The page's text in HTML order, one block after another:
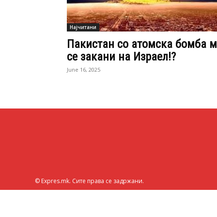
Најчитани
Пакистан со атомска бомба
се закани на Израел!?
June 16, 2025
© Expres.mk. Сите права се задржани.